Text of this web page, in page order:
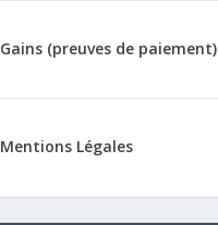
Gains (preuves de paiement)
Mentions Légales